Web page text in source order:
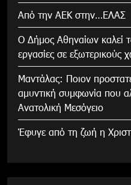
Από την ΑΕΚ στην…ΕΛΑΣ
Ο Δήμος Αθηναίων καλεί
εργασίες σε εξωτερικούς
Μαντάλας: Ποιον
αμυντική συμφωνία που
Ανατολική Μεσόγειο
Έφυγε από τη ζωή η